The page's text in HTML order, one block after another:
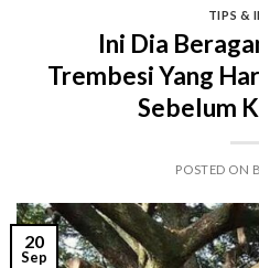
TIPS &
Ini Dia
Trembesi Yang
Sebelum
POSTED ON
20
Sep